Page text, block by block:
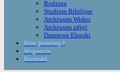
Rodzina
Studium Bibilijne
Archiwum Wideo
Archiwum zdjęć
Darmowe Ebooki
Kim jesteśmy?
Wsparcie
Kontakt